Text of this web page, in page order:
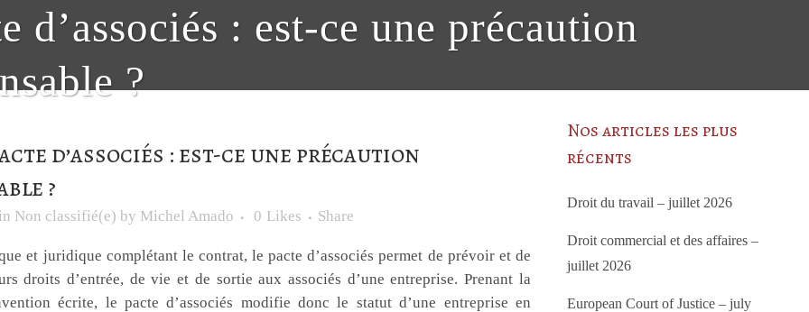
d’associés : est-ce une précaution
?
d’associés : est-ce une précaution
?
in Non classifié(e) by Michel Amado 0 Likes Share
et juridique complétant le contrat, le pacte d’associés permet de prévoir et de
droits d’entrée, de vie et de sortie aux associés d’une entreprise. Prenant la
écrite, le pacte d’associés modifie donc le statut d’une entreprise en
Nos articles les plus
récents
Droit du travail – juillet 2026
Droit commercial et des affaires –
juillet 2026
European Court of Justice – july